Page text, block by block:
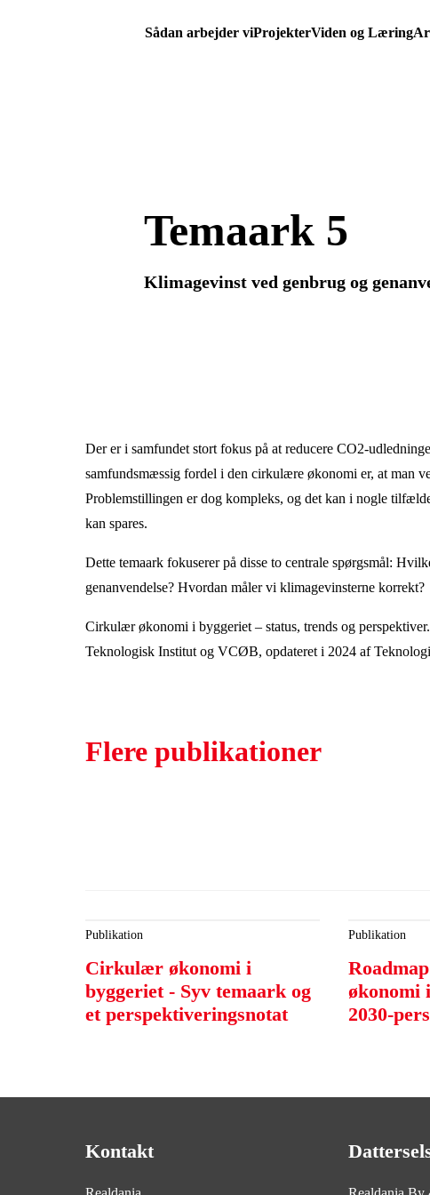
Sådan arbejder viProjekterViden og Læring
Temaark 5
Klimagevinst ved genbrug og
Der er i samfundet stort fokus på at reducere CO2-
samfundsmæssig fordel i den cirkulære økonomi er, at man
Problemstillingen er dog kompleks, og det kan i nogle
kan spares.
Dette temaark fokuserer på disse to centrale spørgsmål:
genanvendelse? Hvordan måler vi klimagevinsterne korrekt?
Cirkulær økonomi i byggeriet – status, trends og
Teknologisk Institut og VCØB, opdateret i 2024 af
Flere publikationer
Publikation
Cirkulær økonomi i
byggeriet - Syv temaark og
et perspektiveringsnotat
Publikation
økonomi
2030-
Kontakt